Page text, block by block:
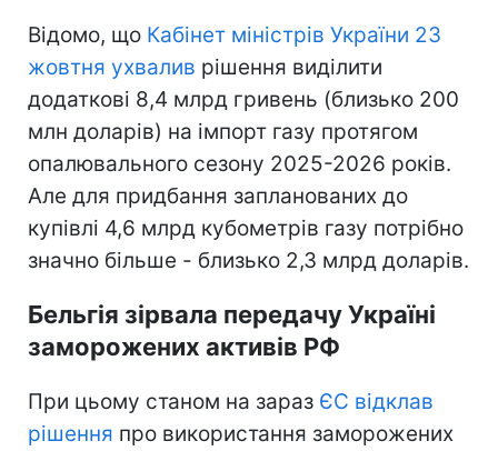
Відомо, що Кабінет міністрів України 23
жовтня ухвалив рішення виділити
додаткові 8,4 млрд гривень (близько 200
млн доларів) на імпорт газу протягом
опалювального сезону 2025-2026 років.
Але для придбання запланованих до
купівлі 4,6 млрд кубометрів газу потрібно
значно більше - близько 2,3 млрд доларів.
Бельгія зірвала передачу Україні
заморожених активів РФ
При цьому станом на зараз ЄС відклав
рішення про використання заморожених